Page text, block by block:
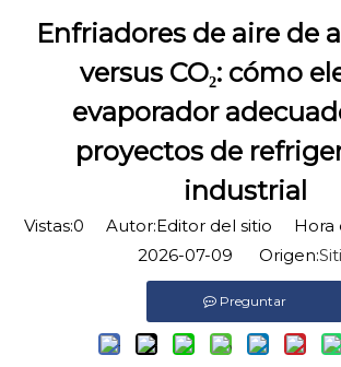
Enfriadores de aire de
versus CO₂: cómo
evaporador
proyectos de
industrial
Vistas:0 Autor:Editor del sitio Hora
2026-07-09 Origen:
Preguntar